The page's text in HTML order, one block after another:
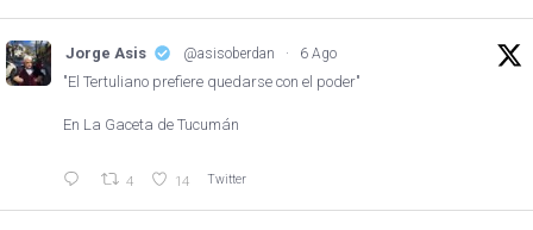
Jorge Asis @asisoberdan · 6 Ago
"El Tertuliano prefiere quedarse con el poder"
En La Gaceta de Tucumán
4 14 Twitter